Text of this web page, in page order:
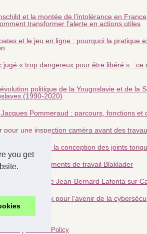
you get
et la montée de l’intolérance en
transformer l’alerte en actions utiles
et le jeu en ligne : pourquoi la pratique
jugé « trop dangereux pour être libéré » : ce
politique de la Yougoslavie et de la
(1990‑2020)
Pommeraud : parcours, fonctions et
pour une inspection caméra avant des
récentes dans la conception des joints
des vêtements de travail Blaklader
de Jean-Bernard Lafonta sur
Fleutiaux pour l'avenir de la
Cookies Policy